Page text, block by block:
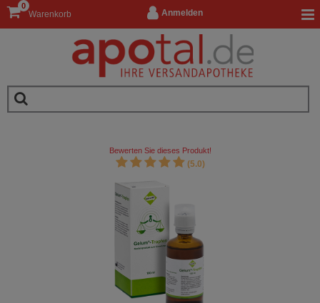
Anmelden
Warenkorb
0
Bewerten Sie dieses Produkt!
(5.0)